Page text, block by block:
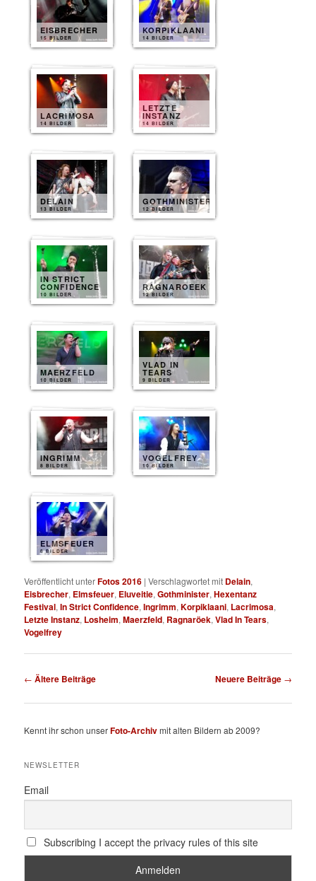
EISBRECHER
15 BILDER
KORPIKLAANI
14 BILDER
LACRIMOSA
14 BILDER
LETZTE
INSTANZ
14 BILDER
DELAIN
13 BILDER
GOTHMINISTER
12 BILDER
IN STRICT
CONFIDENCE
10 BILDER
RAGNAROEEK
12 BILDER
MAERZFELD
10 BILDER
VLAD IN
TEARS
9 BILDER
INGRIMM
8 BILDER
VOGELFREY
10 BILDER
ELMSFEUER
8 BILDER
Veröffentlicht unterFotos 2016 |Verschlagwortet mit Delain,
Eisbrecher, Elmsfeuer, Eluveitie,Gothminister,Hexentanz
Festival,In Strict Confidence,Ingrimm,Korpiklaani, Lacrimosa,
Letzte Instanz, Losheim,Maerzfeld, Ragnaröek,Vlad In Tears,
Vogelfrey
Beitragsnavigation
← Ältere Beiträge Neuere Beiträge →
Kennt ihr schon unserFoto-Archivmit alten Bildern ab 2009?
NEWSLETTER
Email
Subscribing I accept the privacy rules of this site